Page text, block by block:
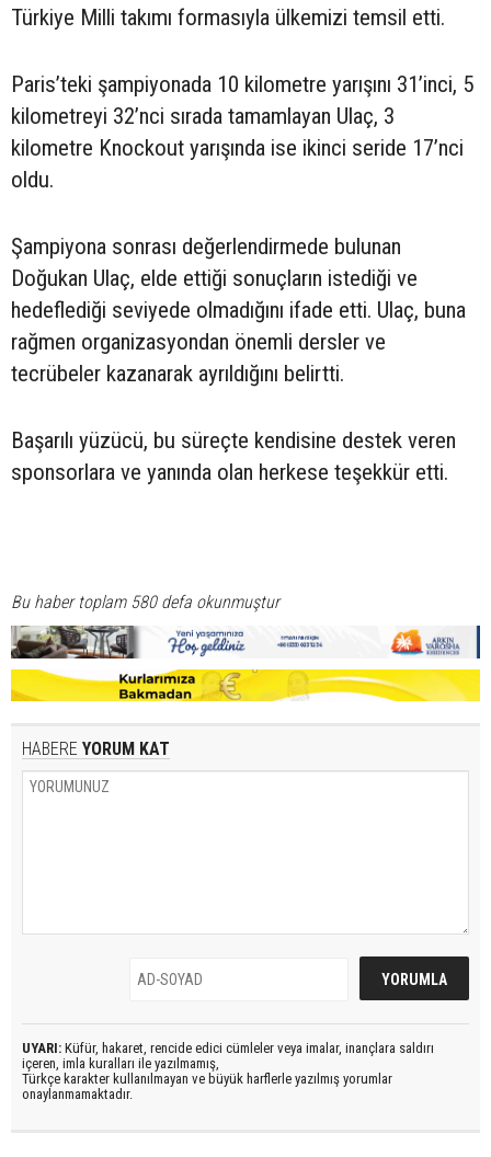
Türkiye Milli takımı formasıyla ülkemizi temsil etti.
Paris’teki şampiyonada 10 kilometre yarışını 31’inci, 5
kilometreyi 32’nci sırada tamamlayan Ulaç, 3
kilometre Knockout yarışında ise ikinci seride 17’nci
oldu.
Şampiyona sonrası değerlendirmede bulunan
Doğukan Ulaç, elde ettiği sonuçların istediği ve
hedeflediği seviyede olmadığını ifade etti. Ulaç, buna
rağmen organizasyondan önemli dersler ve
tecrübeler kazanarak ayrıldığını belirtti.
Başarılı yüzücü, bu süreçte kendisine destek veren
sponsorlara ve yanında olan herkese teşekkür etti.
Bu haber toplam 580 defa okunmuştur
HABERE YORUM KAT
UYARI: Küfür, hakaret, rencide edici cümleler veya imalar, inançlara saldırı
içeren, imla kuralları ile yazılmamış,
Türkçe karakter kullanılmayan ve büyük harflerle yazılmış yorumlar
onaylanmamaktadır.